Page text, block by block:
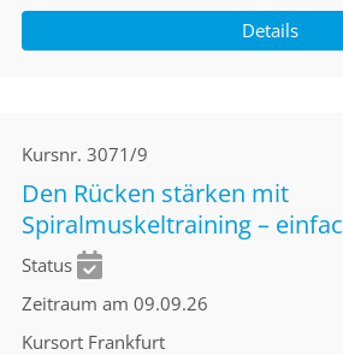
Details
Kursnr. 3071/9
Den Rücken stärken mit
Spiralmuskeltraining –
Status
Zeitraum am 09.09.26
Kursort Frankfurt